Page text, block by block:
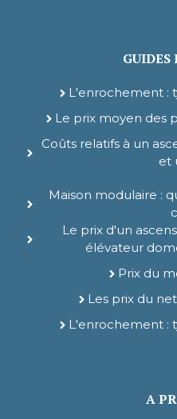
GUIDES
L'enrochement :
Le prix moyen des
Coûts relatifs à un
et
Maison modulaire :
Le prix d'un
élévateur
Prix du
Les prix du
L'enrochement :
A